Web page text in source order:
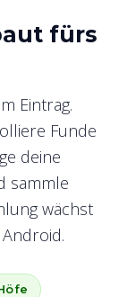
fürs
Eintrag.
Funde
deine
sammle
wächst